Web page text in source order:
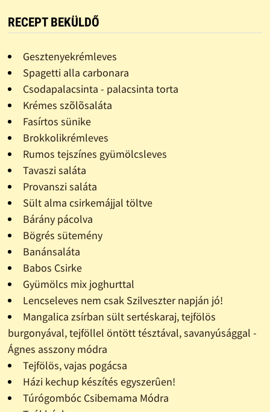
RECEPT BEKÜLDŐ
Gesztenyekrémleves
Spagetti alla carbonara
Csodapalacsinta - palacsinta torta
Krémes szõlõsaláta
Fasírtos sünike
Brokkolikrémleves
Rumos tejszínes gyümölcsleves
Tavaszi saláta
Provanszi saláta
Sült alma csirkemájjal töltve
Bárány pácolva
Bögrés sütemény
Banánsaláta
Babos Csirke
Gyümölcs mix joghurttal
Lencseleves nem csak Szilveszter napján jó!
Mangalica zsírban sült sertéskaraj, tejfölös
burgonyával, tejföllel öntött tésztával, savanyúsággal -
Ágnes asszony módra
Tejfölös, vajas pogácsa
Házi kechup készítés egyszerûen!
Túrógombóc Csibemama Módra